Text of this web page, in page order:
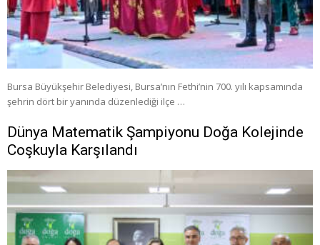
Bursa Büyükşehir Belediyesi, Bursa’nın Fethi’nin 700. yılı kapsamında
şehrin dört bir yanında düzenlediği ilçe …
Dünya Matematik Şampiyonu Doğa Kolejinde
Coşkuyla Karşılandı